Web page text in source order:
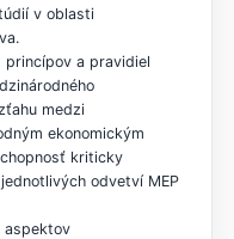
v oblasti
princípov a pravidiel
medzi
ekonomickým
kriticky
odvetví MEP
aspektov